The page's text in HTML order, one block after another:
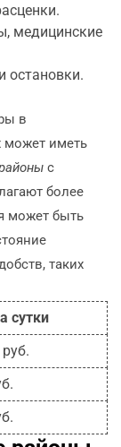
медицинские
остановки.
в
может иметь
с
более
может быть
таких
сутки